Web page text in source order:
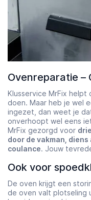
Ovenreparatie –
Klusservice MrFix helpt
doen. Maar heb je wel
ingezet, dan weet je
onverhoopt wel eens
MrFix gezorgd voor
door de vakman,
coulance. Jouw
Ook voor
De oven krijgt een
de oven valt plotseling